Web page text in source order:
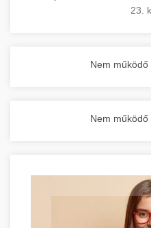
23.
Nem működő
Nem működő